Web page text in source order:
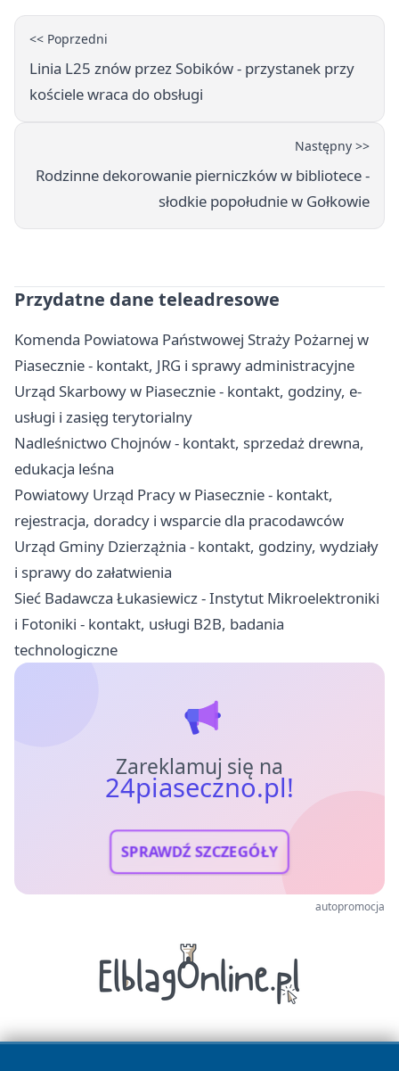
<< Poprzedni
Linia L25 znów przez Sobików - przystanek przy
kościele wraca do obsługi
Następny >>
Rodzinne dekorowanie pierniczków w bibliotece -
słodkie popołudnie w Gołkowie
Przydatne dane teleadresowe
Komenda Powiatowa Państwowej Straży Pożarnej w
Piasecznie - kontakt, JRG i sprawy administracyjne
Urząd Skarbowy w Piasecznie - kontakt, godziny, e-
usługi i zasięg terytorialny
Nadleśnictwo Chojnów - kontakt, sprzedaż drewna,
edukacja leśna
Powiatowy Urząd Pracy w Piasecznie - kontakt,
rejestracja, doradcy i wsparcie dla pracodawców
Urząd Gminy Dzierzążnia - kontakt, godziny, wydziały
i sprawy do załatwienia
Sieć Badawcza Łukasiewicz - Instytut Mikroelektroniki
i Fotoniki - kontakt, usługi B2B, badania
technologiczne
Zareklamuj się na
24piaseczno.pl!
SPRAWDŹ SZCZEGÓŁY
autopromocja